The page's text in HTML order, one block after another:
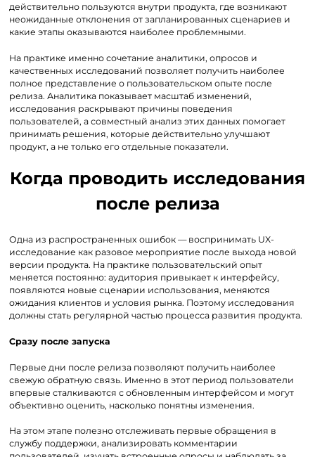
действительно пользуются внутри продукта, где возникают
неожиданные отклонения от запланированных сценариев и
какие этапы оказываются наиболее проблемными.
На практике именно сочетание аналитики, опросов и
качественных исследований позволяет получить наиболее
полное представление о пользовательском опыте после
релиза. Аналитика показывает масштаб изменений,
исследования раскрывают причины поведения
пользователей, а совместный анализ этих данных помогает
принимать решения, которые действительно улучшают
продукт, а не только его отдельные показатели.
Когда проводить исследования
после релиза
Одна из распространенных ошибок — воспринимать UX-
исследование как разовое мероприятие после выхода новой
версии продукта. На практике пользовательский опыт
меняется постоянно: аудитория привыкает к интерфейсу,
появляются новые сценарии использования, меняются
ожидания клиентов и условия рынка. Поэтому исследования
должны стать регулярной частью процесса развития продукта.
Сразу после запуска
Первые дни после релиза позволяют получить наиболее
свежую обратную связь. Именно в этот период пользователи
впервые сталкиваются с обновленным интерфейсом и могут
объективно оценить, насколько понятны изменения.
На этом этапе полезно отслеживать первые обращения в
службу поддержки, анализировать комментарии